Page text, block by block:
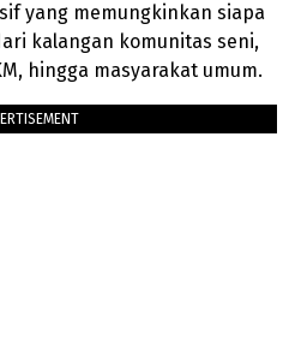
yang memungkinkan siapa
kalangan komunitas seni,
hingga masyarakat umum.